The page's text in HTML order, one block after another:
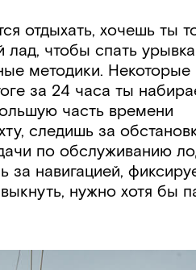
отдыхать, хочешь ты
чтобы спать
методики. Некоторые
за 24 часа ты
часть времени
следишь за
по обслуживанию
за навигацией,
нужно хотя бы